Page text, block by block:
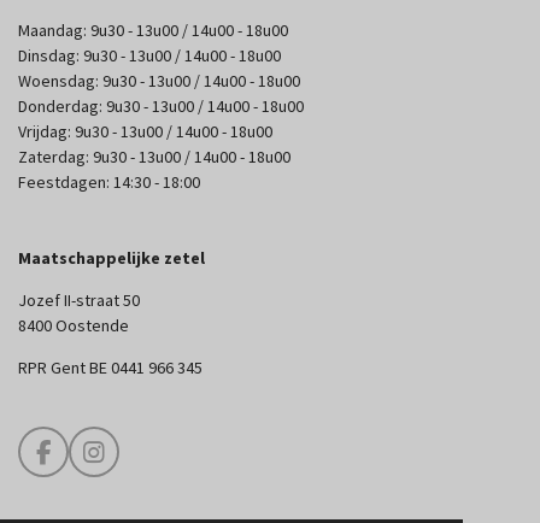
Maandag: 9u30 - 13u00 / 14u00 - 18u00
Dinsdag: 9u30 - 13u00 / 14u00 - 18u00
Woensdag: 9u30 - 13u00 / 14u00 - 18u00
Donderdag: 9u30 - 13u00 / 14u00 - 18u00
Vrijdag: 9u30 - 13u00 / 14u00 - 18u00
Zaterdag: 9u30 - 13u00 / 14u00 - 18u00
Feestdagen: 14:30 - 18:00
Maatschappelijke zetel
Jozef II-straat 50
8400 Oostende
RPR Gent BE 0441 966 345
F
a
I
n